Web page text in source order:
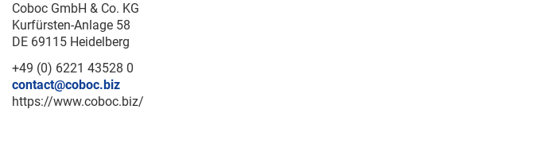
Coboc GmbH & Co. KG
Kurfürsten-Anlage 58
DE 69115 Heidelberg
+49 (0) 6221 43528 0
contact@coboc.biz
https://www.coboc.biz/